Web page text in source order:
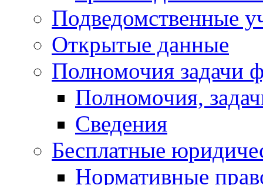
Подведомственные
Открытые данные
Полномочия задачи
Полномочия,
Сведения
Бесплатные
Нормативные